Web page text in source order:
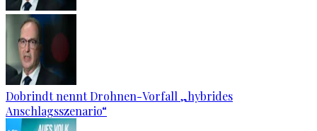
Dobrindt nennt Drohnen-Vorfall „hybrides
Anschlagsszenario“